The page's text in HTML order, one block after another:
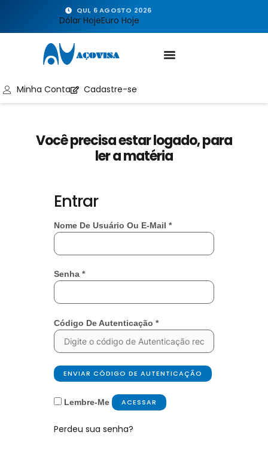
QUI, 6 AGOSTO 2026
Dólar HojeEuro Hoje
Minha Conta Cadastre-se
Você precisa estar logado, para
ler a matéria
Entrar
Nome De Usuário Ou E-Mail *
Senha *
Código De Autenticação *
ENVIAR CÓDIGO DE AUTENTICAÇÃO
Lembre-Me ACESSAR
Perdeu sua senha?